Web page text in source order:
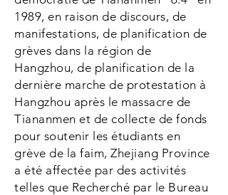
1989, en raison de discours, de
manifestations, de planification de
grèves dans la région de
Hangzhou, de planification de la
dernière marche de protestation à
Hangzhou après le massacre de
Tiananmen et de collecte de fonds
pour soutenir les étudiants en
grève de la faim, Zhejiang Province
a été affectée par des activités
telles que Recherché par le Bureau